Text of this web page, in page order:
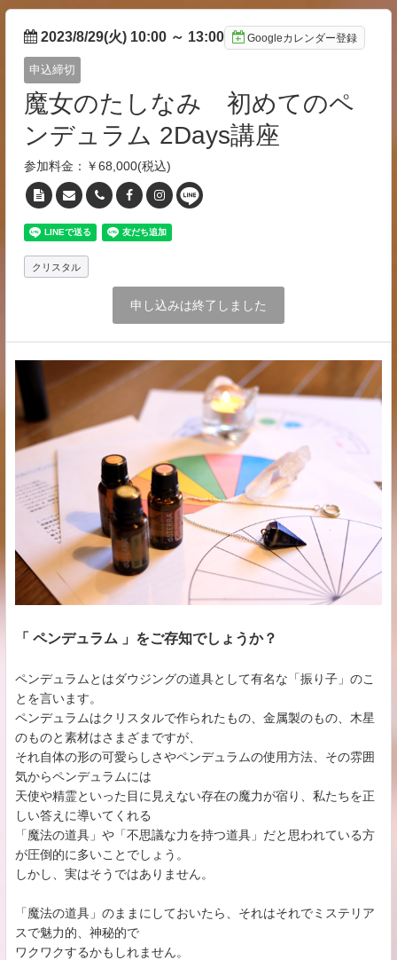
2023/8/29(火) 10:00 ～ 13:00 Googleカレンダー登録
申込締切
魔女のたしなみ 初めてのペ
ンデュラム 2Days講座
参加料金：￥68,000(税込)
クリスタル
申し込みは終了しました
「 ペンデュラム 」をご存知でしょうか？
ペンデュラムとはダウジングの道具として有名な「振り子」のこ
とを言います。
ペンデュラムはクリスタルで作られたもの、金属製のもの、木星
のものと素材はさまざまですが、
それ自体の形の可愛らしさやペンデュラムの使用方法、その雰囲
気からペンデュラムには
天使や精霊といった目に見えない存在の魔力が宿り、私たちを正
しい答えに導いてくれる
「魔法の道具」や「不思議な力を持つ道具」だと思われている方
が圧倒的に多いことでしょう。
しかし、実はそうではありません。
「魔法の道具」のままにしておいたら、それはそれでミステリア
スで魅力的、神秘的で
ワクワクするかもしれません。